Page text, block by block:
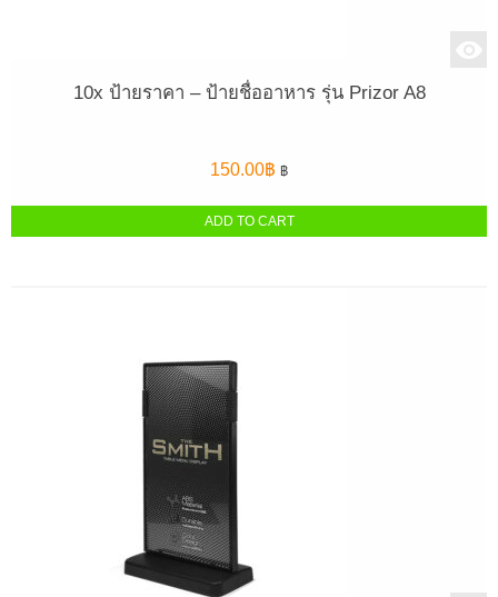
10x ป้ายราคา – ป้ายชื่ออาหาร รุ่น Prizor A8
150.00฿ ฿
ADD TO CART